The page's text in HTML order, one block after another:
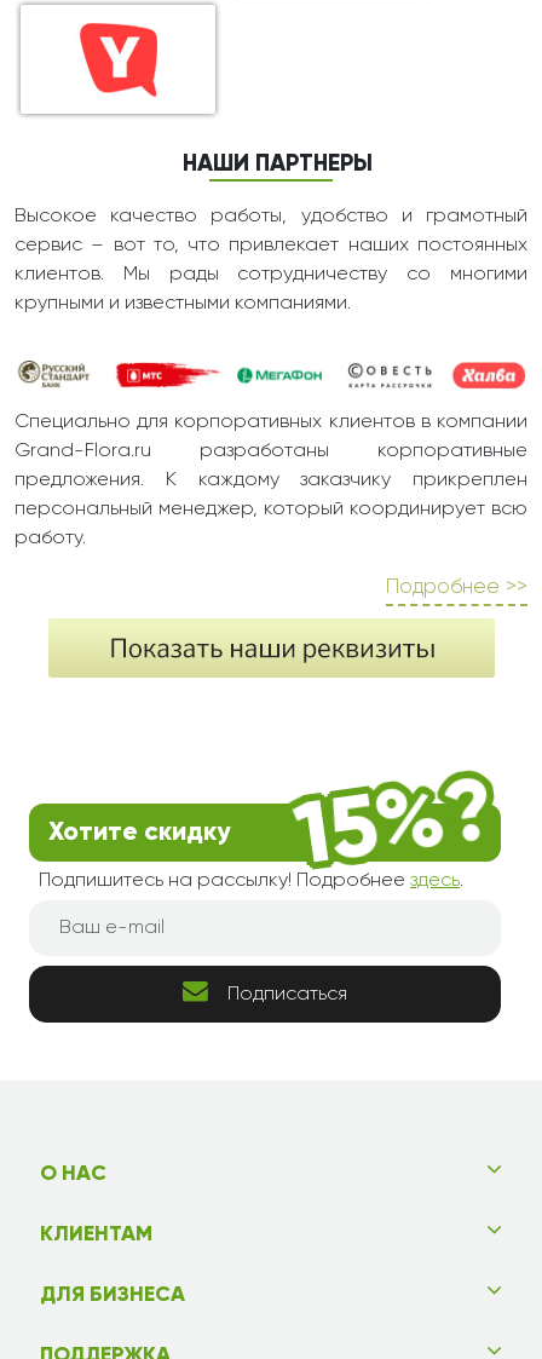
НАШИ ПАРТНЕРЫ
Высокое качество работы, удобство и грамотный
сервис – вот то, что привлекает наших постоянных
клиентов. Мы рады сотрудничеству со многими
крупными и известными компаниями.
Специально для корпоративных клиентов в компании
Grand-Flora.ru разработаны корпоративные
предложения. К каждому заказчику прикреплен
персональный менеджер, который координирует всю
работу.
Подробнее >>
Хотите скидку
Подпишитесь на рассылку! Подробнее здесь.
Подписаться
О НАС
КЛИЕНТАМ
ДЛЯ БИЗНЕСА